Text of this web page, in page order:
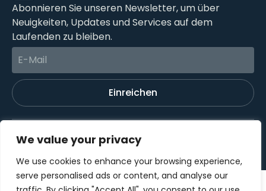
We value your privacy
We use cookies to enhance your browsing experience,
serve personalised ads or content, and analyse our
Abonnieren Sie unseren Newsletter, um über
Neuigkeiten, Updates und Services auf dem
Laufenden zu bleiben.
Einreichen